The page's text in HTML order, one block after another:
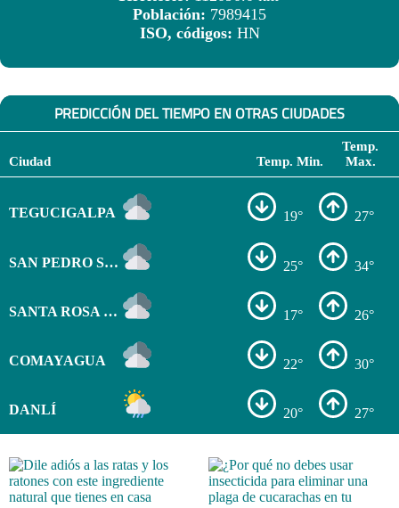
Población: 7989415
ISO, códigos: HN
PREDICCIÓN DEL TIEMPO EN OTRAS CIUDADES
Ciudad Temp. Min.
Temp.
Max.
TEGUCIGALPA 19° 27°
SAN PEDRO SULA 25° 34°
SANTA ROSA DE COPÁN 17° 26°
COMAYAGUA 22° 30°
DANLÍ 20° 27°